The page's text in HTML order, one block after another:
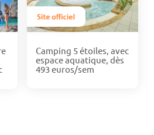
Camping 5 étoiles, avec
espace aquatique, dès
493 euros/sem